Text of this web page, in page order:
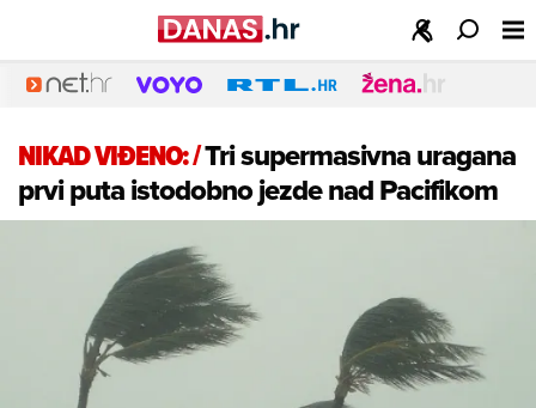
NIKAD VIĐENO:/Tri supermasivna uragana
prvi puta istodobno jezde nad Pacifikom